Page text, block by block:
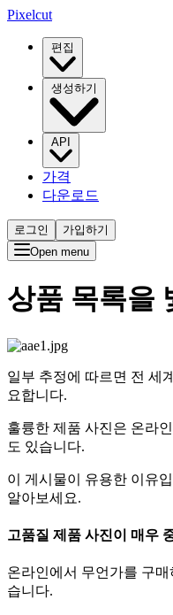
Pixelcut
편집
생성하기
API
가격
다운로드
로그인
가입하기
Open menu
상품 목록을
일부 추정에 따르면 전 세
요합니다.
훌륭한 제품 사진은 온라
도 있습니다.
이 게시물이 유용한 이유
알아보세요.
고품질 제품 사진이 매우
온라인에서 무언가를 구
습니다.